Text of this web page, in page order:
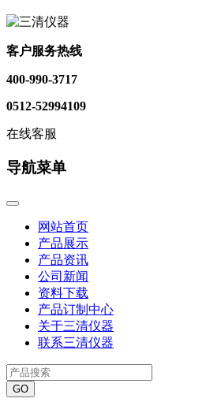
客户服务热线
400-990-3717
0512-52994109
在线客服
导航菜单
网站首页
产品展示
产品资讯
公司新闻
资料下载
产品订制中心
关于三清仪器
联系三清仪器